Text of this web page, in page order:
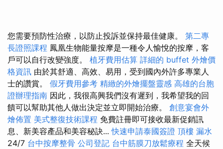
您需要預防性治療，以防止投訴並保持最佳健康。 第二專
長證照課程 鳳凰生物能量按摩是一種令人愉悅的按摩，客
戶可以自行改變強度。 植牙費用估算 詳細的 buffet 外燴價
格資訊 由於其舒適、高效、易用，受到國內外許多專業人
士的讚賞。 假牙費用參考 精緻的外燴擺盤靈感 高雄的台胞
證辦理指南 因此，我很高興我們沒有遲到，我希望我的回
饋可以幫助其他人做出決定並立即開始治療。 創意宴會外
燴佈置 美式整復技術課程 免費註冊即可接收最新促銷訊
息、新美容產品和美容秘訣...快速申請泰國簽證 頂樓 漏水
24/7 台中按摩整骨 公司登記 台中筋膜刀放鬆療程 全天候